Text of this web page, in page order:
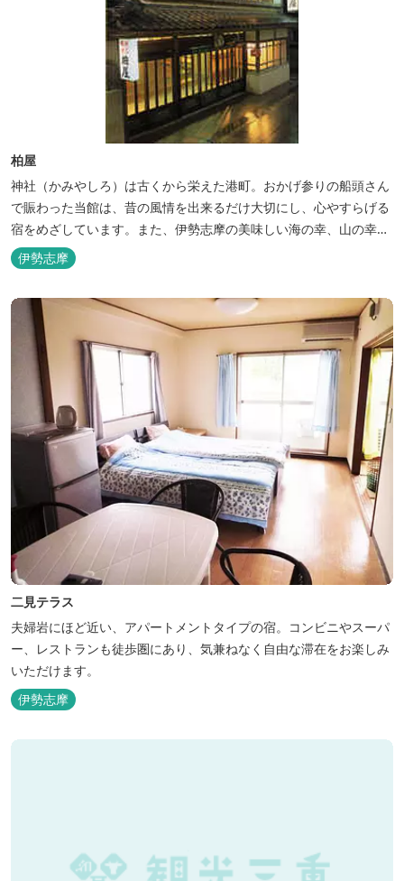
柏屋
神社（かみやしろ）は古くから栄えた港町。おかげ参りの船頭さん
で賑わった当館は、昔の風情を出来るだけ大切にし、心やすらげる
宿をめざしています。また、伊勢志摩の美味しい海の幸、山の幸を
低価格でお楽しみください。
伊勢志摩
二見テラス
夫婦岩にほど近い、アパートメントタイプの宿。コンビニやスーパ
ー、レストランも徒歩圏にあり、気兼ねなく自由な滞在をお楽しみ
いただけます。
伊勢志摩